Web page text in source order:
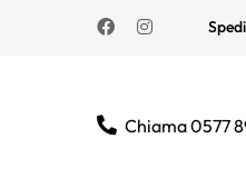
FacebookInstagram
Chiama 0577